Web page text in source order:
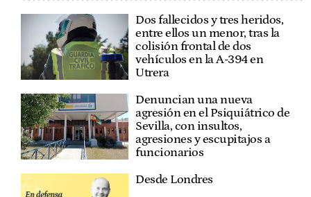
Dos fallecidos y tres heridos,
entre ellos un menor, tras la
colisión frontal de dos
vehículos en la A-394 en
Utrera
Denuncian una nueva
agresión en el Psiquiátrico de
Sevilla, con insultos,
agresiones y escupitajos a
funcionarios
Desde Londres